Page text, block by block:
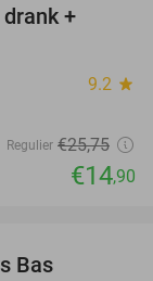
+
9.2 star
Regulier €25,75
€14,90
Bas